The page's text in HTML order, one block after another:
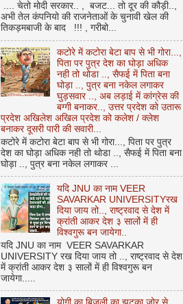
.... चेतो मोदी सरकार.. , बजट... तो दूर की कौड़ी..,
अभी तेल कंपनियो की राजनेताओं के चुनावी खेल की
तिकड़मबाजी के बाद !!! , गरीबो...
कटोरे में कटोरा बेटा बाप से भी गोरा...,
पिता पर पुत्र देश का घोड़ा अधिक
नही तो थोडा .., सैफई में पिता बना
घोड़ा .., पुत्र बना नकेल लगाकर
घुड़सवार .., अब लड़ाई में कांग्रेस की
बग्गी बनाकर.., उत्तर प्रदेश को उतारू
प्रदेश अखिलेश अखिल प्रदेश को कलेश / क्लेश
बनाकर दूसरी पारी की सवारी...
कटोरे में कटोरा बेटा बाप से भी गोरा..., पिता पर पुत्र
देश का घोड़ा अधिक नही तो थोडा .., सैफई में पिता बना
घोड़ा .., पुत्र बना नकेल लगाकर ...
यदि JNU का नाम VEER
SAVARKAR UNIVERSITYरख
दिया जाय तो.., राष्ट्रवाद से देश में
क्रांती आकर देश ३ सालों में ही
विश्वगुरू बन जायेगा..
यदि JNU का नाम VEER SAVARKAR
UNIVERSITY रख दिया जाय तो .., राष्ट्रवाद से देश
में क्रांती आकर देश ३ सालों में ही विश्वगुरू बन
जायेगा.....